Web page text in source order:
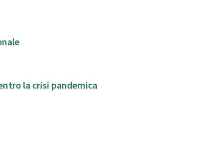
parola per la cura dei legami familiari ,dentro la crisi pandemica